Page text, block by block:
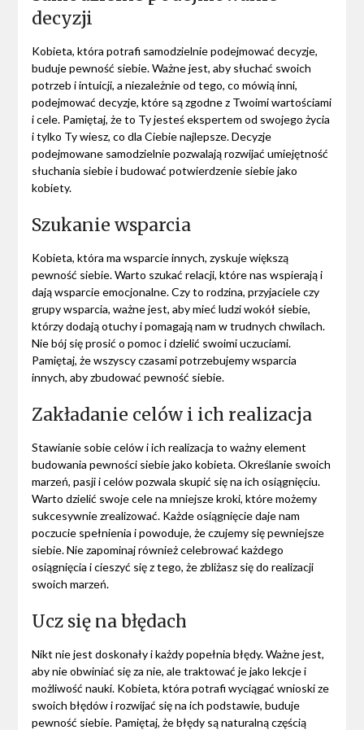
decyzji
Kobieta, która potrafi samodzielnie podejmować decyzje,
buduje pewność siebie. Ważne jest, aby słuchać swoich
potrzeb i intuicji, a niezależnie od tego, co mówią inni,
podejmować decyzje, które są zgodne z Twoimi wartościami
i cele. Pamiętaj, że to Ty jesteś ekspertem od swojego życia
i tylko Ty wiesz, co dla Ciebie najlepsze. Decyzje
podejmowane samodzielnie pozwalają rozwijać umiejętność
słuchania siebie i budować potwierdzenie siebie jako
kobiety.
Szukanie wsparcia
Kobieta, która ma wsparcie innych, zyskuje większą
pewność siebie. Warto szukać relacji, które nas wspierają i
dają wsparcie emocjonalne. Czy to rodzina, przyjaciele czy
grupy wsparcia, ważne jest, aby mieć ludzi wokół siebie,
którzy dodają otuchy i pomagają nam w trudnych chwilach.
Nie bój się prosić o pomoc i dzielić swoimi uczuciami.
Pamiętaj, że wszyscy czasami potrzebujemy wsparcia
innych, aby zbudować pewność siebie.
Zakładanie celów i ich realizacja
Stawianie sobie celów i ich realizacja to ważny element
budowania pewności siebie jako kobieta. Określanie swoich
marzeń, pasji i celów pozwala skupić się na ich osiągnięciu.
Warto dzielić swoje cele na mniejsze kroki, które możemy
sukcesywnie zrealizować. Każde osiągnięcie daje nam
poczucie spełnienia i powoduje, że czujemy się pewniejsze
siebie. Nie zapominaj również celebrować każdego
osiągnięcia i cieszyć się z tego, że zbliżasz się do realizacji
swoich marzeń.
Ucz się na błędach
Nikt nie jest doskonały i każdy popełnia błędy. Ważne jest,
aby nie obwiniać się za nie, ale traktować je jako lekcje i
możliwość nauki. Kobieta, która potrafi wyciągać wnioski ze
swoich błędów i rozwijać się na ich podstawie, buduje
pewność siebie. Pamiętaj, że błędy są naturalną częścią